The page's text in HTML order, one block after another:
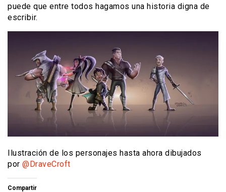
puede que entre todos hagamos una historia digna de
escribir.
Ilustración de los personajes hasta ahora dibujados
por @DraveCroft
Compartir